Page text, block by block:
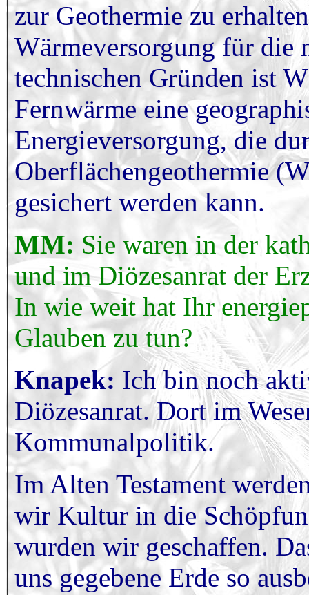
zur Geothermie zu
Wärmeversorgung für die
technischen Gründen ist
Fernwärme eine
Energieversorgung, die
Oberflächengeothermie
gesichert werden kann.
MM: Sie waren in der
und im Diözesanrat der
In wie weit hat Ihr
Glauben zu tun?
Knapek: Ich bin noch
Diözesanrat. Dort im
Kommunalpolitik.
Im Alten Testament
wir Kultur in die
wurden wir geschaffen.
uns gegebene Erde so